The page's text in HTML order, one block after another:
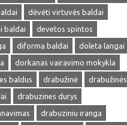
dėvėti virtuvės baldai
baldai
devetos spintos
diforma baldai
doleta langai
dorkanas vairavimo mokykla
baldus
drabužinė
drabužinės
drabuzines durys
drabuziniu iranga